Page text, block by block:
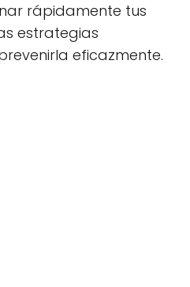
rápidamente tus
estrategias
eficazmente.